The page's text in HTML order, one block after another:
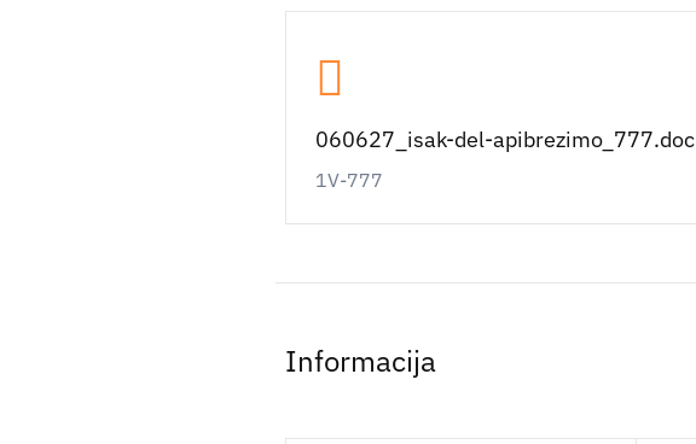
060627_isak-del-apibrezimo_777.doc
1V-777
Informacija